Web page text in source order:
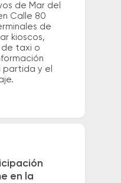
de Mar del
Calle 80
de
kioscos,
de taxi o
y el
en la